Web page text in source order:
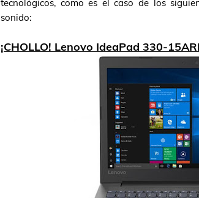
tecnológicos, como es el caso de los
sonido:
¡CHOLLO! Lenovo IdeaPad 330-